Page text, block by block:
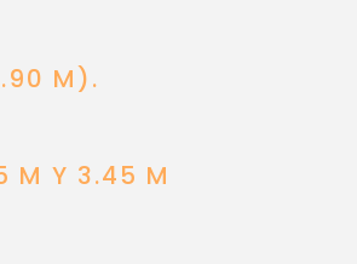
M).
M Y 3.45 M